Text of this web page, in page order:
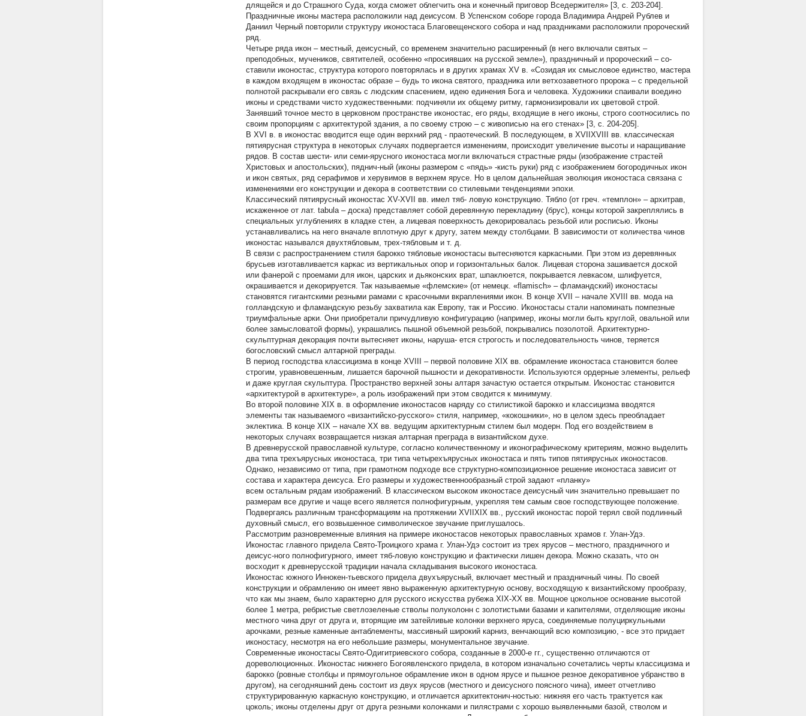
длящейся и до Страшного Суда, когда сможет облегчить она и конечный приговор Вседержителя» [3, с. 203-204].
Праздничные иконы мастера расположили над деисусом. В Успенском соборе города Владимира Андрей Рублев и
Даниил Черный повторили структуру иконостаса Благовещенского собора и над праздниками расположили пророческий
ряд.
Четыре ряда икон – местный, деисусный, со временем значительно расширенный (в него включали святых –
преподобных, мучеников, святителей, особенно «просиявших на русской земле»), праздничный и пророческий – со-
ставили иконостас, структура которого повторялась и в других храмах XV в. «Созидая их смысловое единство, мастера
в каждом входящем в иконостас образе – будь то икона святого, праздника или ветхозаветного пророка – с предельной
полнотой раскрывали его связь с людским спасением, идею единения Бога и человека. Художники спаивали воедино
иконы и средствами чисто художественными: подчиняли их общему ритму, гармонизировали их цветовой строй.
Занявший точное место в церковном пространстве иконостас, его ряды, входящие в него иконы, строго соотносились по
своим пропорциям с архитектурой здания, а по своему строю – с живописью на его стенах» [3, с. 204-205].
В XVI в. в иконостас вводится еще один верхний ряд - праотеческий. В последующем, в XVIIXVIII вв. классическая
пятиярусная структура в некоторых случаях подвергается изменениям, происходит увеличение высоты и наращивание
рядов. В состав шести- или семи-ярусного иконостаса могли включаться страстные ряды (изображение страстей
Христовых и апостольских), пяднич-ный (иконы размером с «пядь» -кисть руки) ряд с изображением богородичных икон
и икон святых, ряд серафимов и херувимов в верхнем ярусе. Но в целом дальнейшая эволюция иконостаса связана с
изменениями его конструкции и декора в соответствии со стилевыми тенденциями эпохи.
Классический пятиярусный иконостас XV-XVII вв. имел тяб- ловую конструкцию. Тябло (от греч. «темплон» – архитрав,
искаженное от лат. tabula – доска) представляет собой деревянную перекладину (брус), концы которой закреплялись в
специальных углублениях в кладке стен, а лицевая поверхность декорировалась резьбой или росписью. Иконы
устанавливались на него вначале вплотную друг к другу, затем между столбцами. В зависимости от количества чинов
иконостас назывался двухтябловым, трех-тябловым и т. д.
В связи с распространением стиля барокко тябловые иконостасы вытесняются каркасными. При этом из деревянных
брусьев изготавливается каркас из вертикальных опор и горизонтальных балок. Лицевая сторона зашивается доской
или фанерой с проемами для икон, царских и дьяконских врат, шпаклюется, покрывается левкасом, шлифуется,
окрашивается и декорируется. Так называемые «флемские» (от немецк. «flamisch» – фламандский) иконостасы
становятся гигантскими резными рамами с красочными вкраплениями икон. В конце XVII – начале XVIII вв. мода на
голландскую и фламандскую резьбу захватила как Европу, так и Россию. Иконостасы стали напоминать помпезные
триумфальные арки. Они приобретали причудливую конфигурацию (например, иконы могли быть круглой, овальной или
более замысловатой формы), украшались пышной объемной резьбой, покрывались позолотой. Архитектурно-
скульптурная декорация почти вытесняет иконы, наруша- ется строгость и последовательность чинов, теряется
богословский смысл алтарной преграды.
В период господства классицизма в конце XVIII – первой половине XIX вв. обрамление иконостаса становится более
строгим, уравновешенным, лишается барочной пышности и декоративности. Используются ордерные элементы, рельеф
и даже круглая скульптура. Пространство верхней зоны алтаря зачастую остается открытым. Иконостас становится
«архитектурой в архитектуре», а роль изображений при этом сводится к минимуму.
Во второй половине XIX в. в оформление иконостасов наряду со стилистикой барокко и классицизма вводятся
элементы так называемого «византийско-русского» стиля, например, «кокошники», но в целом здесь преобладает
эклектика. В конце XIX – начале XX вв. ведущим архитектурным стилем был модерн. Под его воздействием в
некоторых случаях возвращается низкая алтарная преграда в византийском духе.
В древнерусской православной культуре, согласно количественному и иконографическому критериям, можно выделить
два типа трехъярусных иконостаса, три типа четырехъярусных иконостаса и пять типов пятиярусных иконостасов.
Однако, независимо от типа, при грамотном подходе все структурно-композиционное решение иконостаса зависит от
состава и характера деисуса. Его размеры и художественнообразный строй задают «планку»
всем остальным рядам изображений. В классическом высоком иконостасе деисусный чин значительно превышает по
размерам все другие и чаще всего является полнофигурным, укрепляя тем самым свое господствующее положение.
Подвергаясь различным трансформациям на протяжении XVIIXIX вв., русский иконостас порой терял свой подлинный
духовный смысл, его возвышенное символическое звучание приглушалось.
Рассмотрим разновременные влияния на примере иконостасов некоторых православных храмов г. Улан-Удэ.
Иконостас главного придела Свято-Троицкого храма г. Улан-Удэ состоит из трех ярусов – местного, праздничного и
деисус-ного полнофигурного, имеет тяб-ловую конструкцию и фактически лишен декора. Можно сказать, что он
восходит к древнерусской традиции начала складывания высокого иконостаса.
Иконостас южного Иннокен-тьевского придела двухъярусный, включает местный и праздничный чины. По своей
конструкции и обрамлению он имеет явно выраженную архитектурную основу, восходящую к византийскому прообразу,
что как мы знаем, было характерно для русского искусства рубежа XIX-XX вв. Мощное цокольное основание высотой
более 1 метра, ребристые светлозеленые стволы полуколонн с золотистыми базами и капителями, отделяющие иконы
местного чина друг от друга и, вторящие им затейливые колонки верхнего яруса, соединяемые полуциркульными
арочками, резные каменные антаблементы, массивный широкий карниз, венчающий всю композицию, - все это придает
иконостасу, несмотря на его небольшие размеры, монументальное звучание.
Современные иконостасы Свято-Одигитриевского собора, созданные в 2000-е гг., существенно отличаются от
дореволюционных. Иконостас нижнего Богоявленского придела, в котором изначально сочетались черты классицизма и
барокко (ровные столбцы и прямоугольное обрамление икон в одном ярусе и пышное резное декоративное убранство в
другом), на сегодняшний день состоит из двух ярусов (местного и деисусного поясного чина), имеет отчетливо
структурированную каркасную конструкцию, и отличается архитектонич-ностью: нижняя его часть трактуется как
цоколь; иконы отделены друг от друга резными колонками и пилястрами с хорошо выявленными базой, стволом и